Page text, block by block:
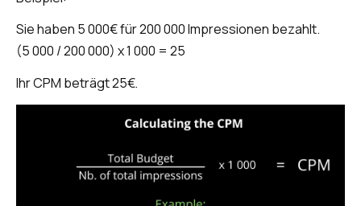
Sie haben 5 000€ für 200 000 Impressionen bezahlt.
(5 000 / 200 000) x 1 000 = 25
Ihr CPM beträgt 25€.